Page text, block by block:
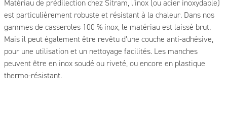
Matériau de prédilection chez Sitram, l’inox (ou acier inoxydable)
est particulièrement robuste et résistant à la chaleur. Dans nos
gammes de casseroles 100 % inox, le matériau est laissé brut.
Mais il peut également être revêtu d’une couche anti-adhésive,
pour une utilisation et un nettoyage facilités. Les manches
peuvent être en inox soudé ou riveté, ou encore en plastique
thermo-résistant.